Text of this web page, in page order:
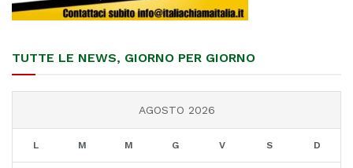
TUTTE LE NEWS, GIORNO PER GIORNO
AGOSTO 2026
L M M G V S D